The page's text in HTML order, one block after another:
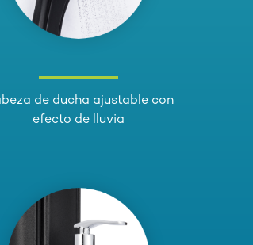
de ducha ajustable con
efecto de lluvia